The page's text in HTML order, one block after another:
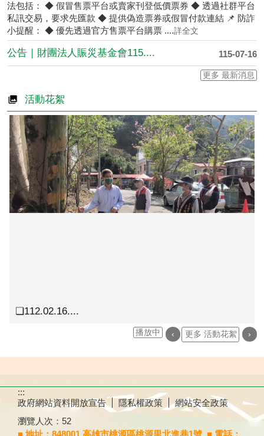
法包括： ◆ 假冒售票平台或賣家刊登低價票券 ◆ 透過社群平台
私訊交易，要求先匯款 ◆ 提供偽造票券或假冒付款連結 📌 防詐
小提醒： ◆ 優先透過官方售票平台購票 ....詳全文
115-07-16
公告｜財團法人賑災基金會115....
更多 最新消息
活動花絮
❏112.02.16....
播放中 ‹ 更多 活動花絮 ›
:::
政府網站資料開放宣告
隱私權政策
網站安全政策
瀏覽人次： 52
■ 地址：848001 高雄市桃源區桃源里北進巷1號 ■ 電話：